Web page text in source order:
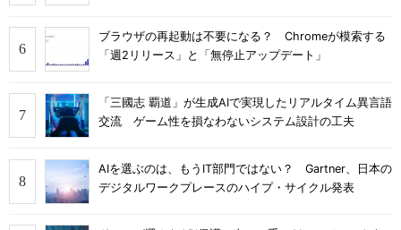
ブラウザの再起動は不要になる？ Chromeが模索する
「週2リリース」と「無停止アップデート」
「三國志 覇道」が生成AIで実現したリアルタイム異言語
交流 ゲーム性を損なわないシステム設計の工夫
AIを選ぶのは、もうIT部門ではない？ Gartner、日本の
デジタルワークプレースのハイプ・サイクル発表